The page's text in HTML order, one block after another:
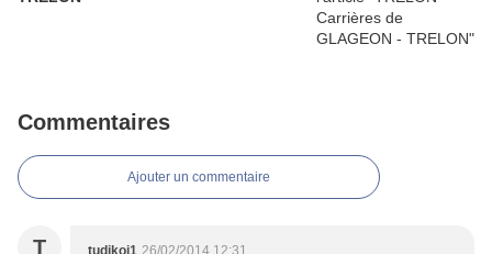
Commentaires
Ajouter un commentaire
T tudikoi1 26/02/2014 12:31